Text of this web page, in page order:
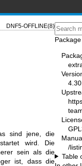
DNF5-OFFLINE(8)
sind jene, die
wird. Die
sein als die
ist, dass die
/
Table